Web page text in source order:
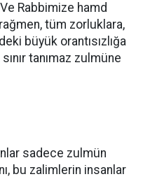
Rabbimize hamd
tüm zorluklara,
büyük orantısızlığa
tanımaz zulmüne
sadece zulmün
bu zalimlerin insanlar